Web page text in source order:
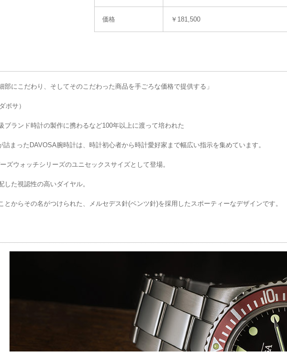
価格 ￥181,500
部にこだわり、そしてそのこだわった商品を手ごろな価格で提供する」
ボサ）
ブランド時計の製作に携わるなど100年以上に渡って培われた
まったDAVOSA腕時計は、時計初心者から時計愛好家まで幅広い指示を集めています。
ズウォッチシリーズのユニセックスサイズとして登場。
た視認性の高いダイヤル。
からその名がつけられた、メルセデス針(ベンツ針)を採用したスポーティーなデザインです。